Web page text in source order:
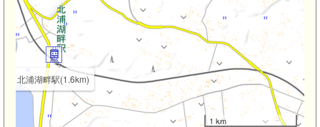
北浦湖畔駅(1.6km)
1 km